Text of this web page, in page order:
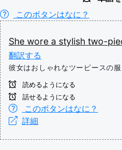
このボタンはなに？
She wore a stylish two-
翻訳する
彼女はおしゃれなツーピースの服
読めるようになる
話せるようになる
このボタンはなに？
詳細